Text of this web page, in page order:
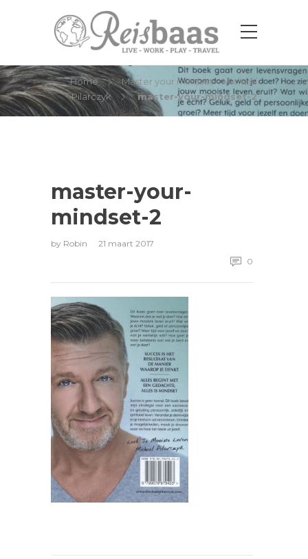
Home
Master your mindset – Michael
Pilarczyk
master-your-mindset-2
master-your-
mindset-2
by Robin
21 maart 2017
0